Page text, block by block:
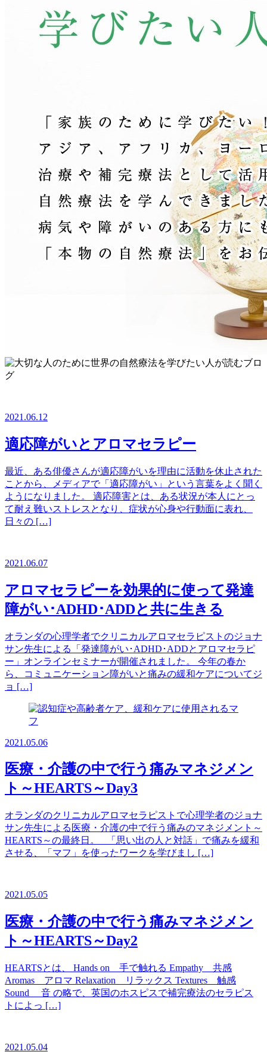
2021.06.12
適応障がいとアロマセラピー
最近、ある俳優さんが適応障がいを理由に活動を休止された
ことから、メディアで「適応障がい」という言葉をよく聞く
ようになりました。 適応障害とは、ある状況が本人にとっ
て耐え難いストレスとなり、症状が心身や行動面に表れ、
日々の […]
2021.06.07
アロマセラピーを効果的に使って発達
障がい･ADHD･ADDと共に生きる
オランダの心理学者でクリニカルアロマセラピストのジョナ
サン先生による「発達障がい･ADHD･ADDとアロマセラピ
ー」オンラインセミナーが開催されました。 今年の春か
ら、コミュニケーション障がいと痛みの緩和ケアについてジ
ョ […]
2021.05.06
医療・介護の中で行う痛みマネジメン
ト～HEARTS～Day3
オランダのクリニカルアロマセラピストで心理学者のジョナ
サン先生による医療・介護の中で行う痛みのマネジメント～
HEARTS～の最終日。 「思い出の人と対話」で痛みを緩和
させる、「マフ」を使ったワークを学びまし […]
2021.05.05
医療・介護の中で行う痛みマネジメン
ト～HEARTS～Day2
HEARTSとは、 Hands on 手で触れる Empathy 共感
Aromas アロマ Relaxation リラックス Textures 触感
Sound 音 の略で、英国のホスピスで補完療法のセラピス
トによっ […]
2021.05.04